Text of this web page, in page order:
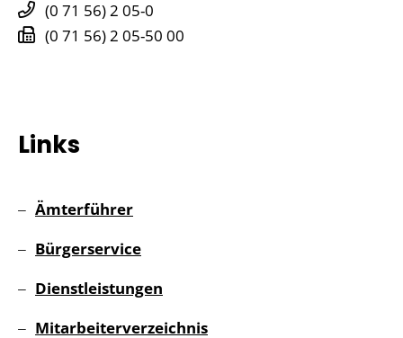
(0 71 56) 2 05-0
(0 71 56) 2 05-50 00
Links
Ämterführer
Bürgerservice
Dienstleistungen
Mitarbeiterverzeichnis